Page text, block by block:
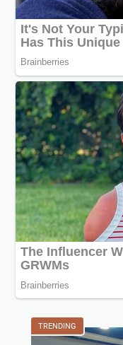
TRENDING